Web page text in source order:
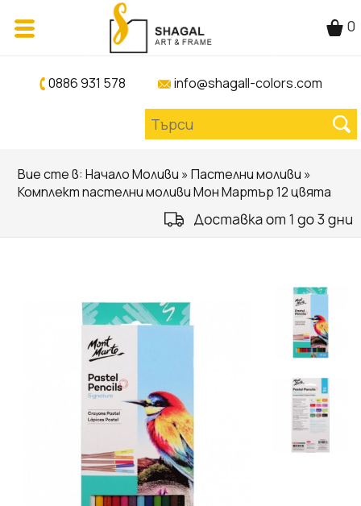
0
0886 931 578 info@shagall-colors.com
Вие сте в: НачалоМоливи » Пастелни моливи »
Комплект пастелни моливи Мон Мартър 12 цвята